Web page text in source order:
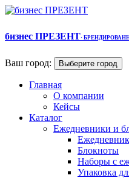
бизнес ПРЕЗЕНТ·
Ваш город: Выберите город
Главная
О компании
Кейсы
Каталог
Ежедневники и
Блокноты
Наборы с
Упаковка